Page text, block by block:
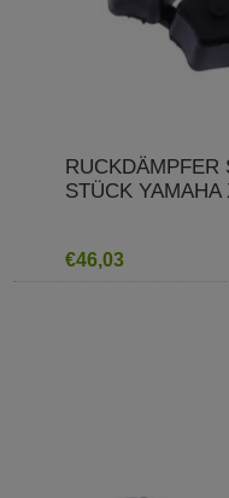
RUCKDÄMPFER
STÜCK
€46,03